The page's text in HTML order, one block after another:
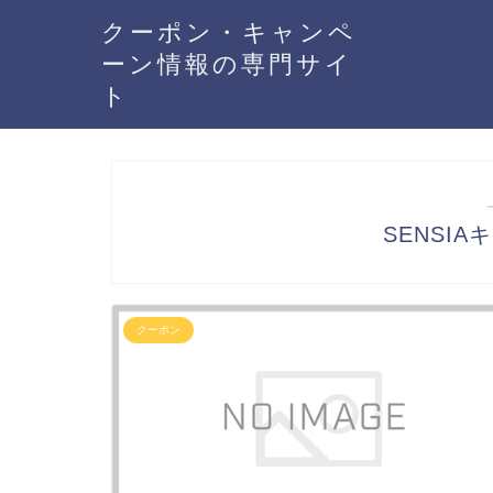
クーポン・キャンペ
ーン情報の専門サイ
ト
SENSIA
クーポン